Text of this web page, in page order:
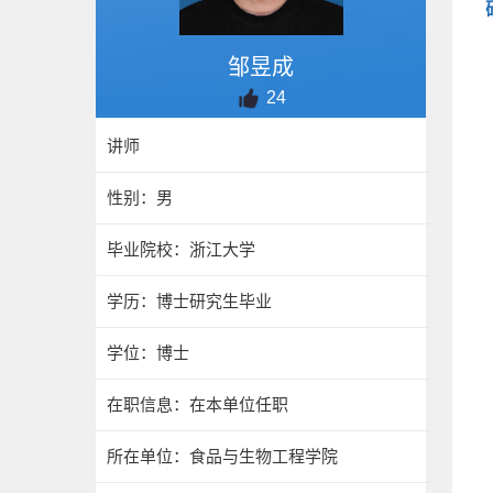
邹昱成
24
讲师
性别：男
毕业院校：浙江大学
学历：博士研究生毕业
学位：博士
在职信息：在本单位任职
所在单位：食品与生物工程学院